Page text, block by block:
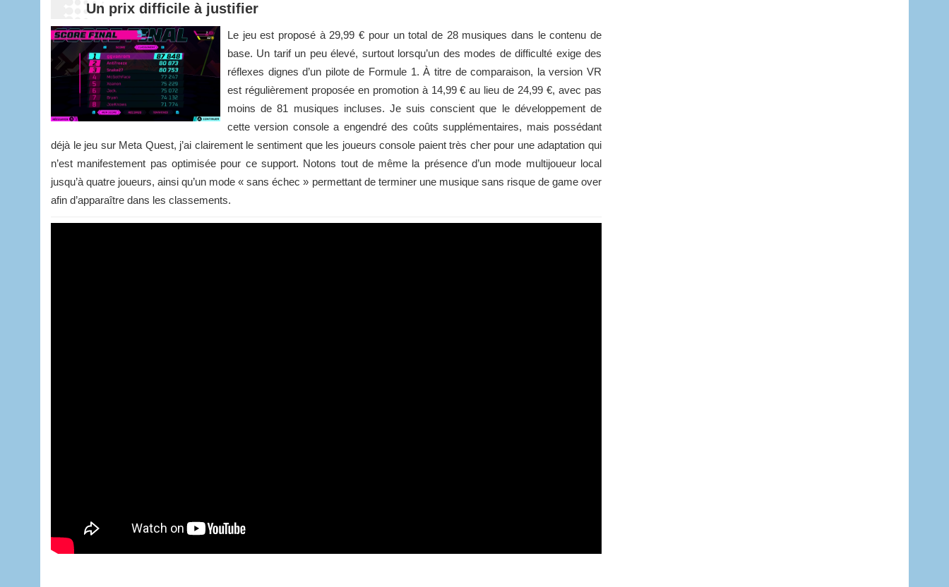
Un prix difficile à justifier
Le jeu est proposé à 29,99 € pour un total de 28 musiques dans le contenu de
base. Un tarif un peu élevé, surtout lorsqu’un des modes de difficulté exige des
réflexes dignes d’un pilote de Formule 1. À titre de comparaison, la version VR
est régulièrement proposée en promotion à 14,99 € au lieu de 24,99 €, avec pas
moins de 81 musiques incluses. Je suis conscient que le développement de
cette version console a engendré des coûts supplémentaires, mais possédant
déjà le jeu sur Meta Quest, j’ai clairement le sentiment que les joueurs console paient très cher pour une adaptation qui
n’est manifestement pas optimisée pour ce support. Notons tout de même la présence d’un mode multijoueur local
jusqu’à quatre joueurs, ainsi qu’un mode « sans échec » permettant de terminer une musique sans risque de game over
afin d’apparaître dans les classements.